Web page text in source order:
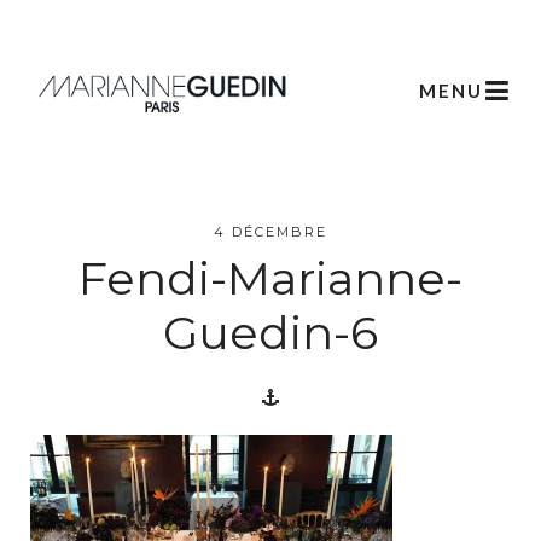
MENU
L’atelier
Créations
Scénographie
Végétale
4 DÉCEMBRE
Fendi-Marianne-
Guedin-6